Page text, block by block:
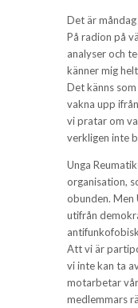
Det är
På radion på
analyser och
känner mig
Det känns
vakna upp
vi pratar om
verkligen inte
Unga
organisation,
obunden. Men
utifrån
Att vi är
vi inte kan ta
motarbetar
medlemmars